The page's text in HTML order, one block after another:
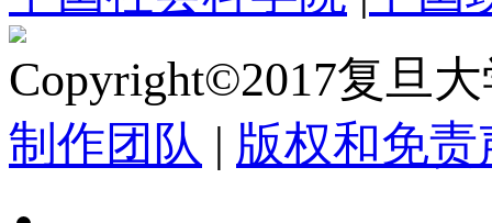
Copyright©2017复旦
制作团队 | 版权和免责